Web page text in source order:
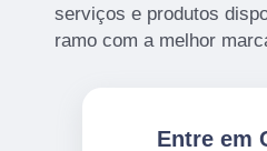
serviços e produtos
ramo com a melhor
Entre em